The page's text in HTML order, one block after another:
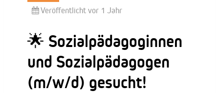
Veröffentlicht vor 1 Jahr
🌟 Sozialpädagoginnen
und Sozialpädagogen
(m/w/d) gesucht!